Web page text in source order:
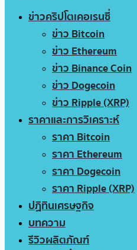
ข่าวคริปโตเคอเรนซี่
ข่าว Bitcoin
ข่าว Ethereum
ข่าว Binance Coin
ข่าว Dogecoin
ข่าว Ripple (XRP)
ราคาและการวิเคราะห์
ราคา Bitcoin
ราคา Ethereum
ราคา Dogecoin
ราคา Ripple (XRP)
ปฏิทินเศรษฐกิจ
บทความ
รีวิวผลิตภัณฑ์